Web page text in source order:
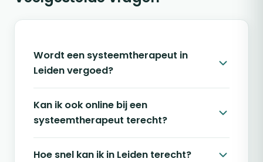
Wordt een systeemtherapeut in
Leiden vergoed?
Kan ik ook online bij een
systeemtherapeut terecht?
Hoe snel kan ik in Leiden terecht?